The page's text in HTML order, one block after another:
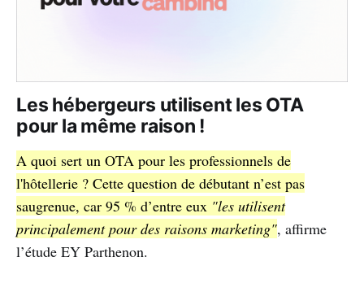
Les hébergeurs utilisent les OTA
pour la même raison !
A quoi sert un OTA pour les professionnels de
l'hôtellerie ? Cette question de débutant n’est pas
saugrenue, car 95 % d’entre eux "les utilisent
principalement pour des raisons marketing", affirme
l’étude EY Parthenon.